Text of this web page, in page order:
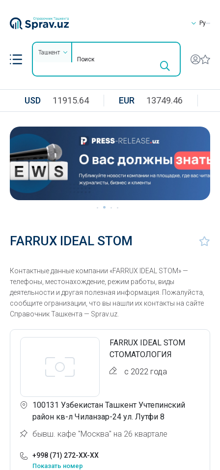
Ру
Ташкент
USD 11915.64 EUR 13749.46
FARRUX IDEAL STOM
Контактные данные компании «FARRUX IDEAL STOM» —
телефоны, местонахождение, режим работы, виды
деятельности и другая полезная информация. Пожалуйста,
сообщите огранизации, что вы нашли их контакты на сайте
Справочник Ташкента — Sprav.uz.
FARRUX IDEAL STOM
СТОМАТОЛОГИЯ
с 2022 года
100131 Узбекистан Ташкент Учтепинский
район кв-л Чиланзар-24 ул. Лутфи 8
бывш. кафе "Москва" на 26 квартале
+998 (71) 272-XX-XX
Показать номер